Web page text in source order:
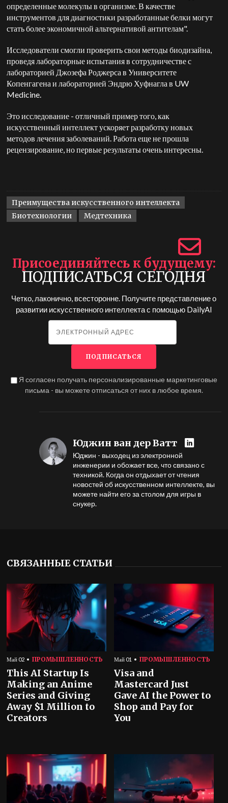
определенные молекулы в организме. В качестве
инструментов для диагностики разработанные белки могут
стать более экономичной альтернативой антителам".
Исследователи смогли проверить свои методы биодизайна,
проведя лабораторные испытания в сотрудничестве с
лабораторией Джозефа Роджерса в Университете
Копенгагена и лабораторией Эндрю Хуфнагла в UW
Medicine.
Это исследование - отличный пример того, как
искусственный интеллект ускоряет разработку новых
методов лечения заболеваний. Работа еще не прошла
рецензирование, но первые результаты очень интересны.
Преимущества искусственного интеллекта
Биотехнологии
Медтехника
Присоединяйтесь к будущему
ПОДПИСАТЬСЯ СЕГОДНЯ
Четко, лаконично, всесторонне. Получите представление о
развитии искусственного интеллекта с помощью DailyAI
Я согласен получать персонализированные маркетинговые
письма - вы можете отписаться от них в любое время.
Юджин ван дер Ватт
Юджин - выходец из электронной
инженерии и обожает все, что связано с
техникой. Когда он отдыхает от чтения
новостей об искусственном интеллекте, вы
можете найти его за столом для игры в
снукер.
СВЯЗАННЫЕ СТАТЬИ
Май 02 ПРОМЫШЛЕННОСТЬ
This AI Startup Is
Making an Anime
Series and Giving
Away $1 Million to
Creators
Май 01 ПРОМЫШЛЕННОСТЬ
Visa and
Mastercard Just
Gave AI the Power to
Shop and Pay for
You